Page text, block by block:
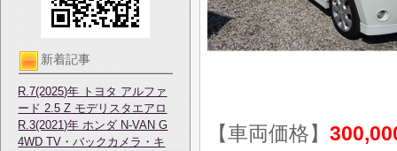
新着記事
R.7(2025)年 トヨタ アルファ
ード 2.5 Z モデリスタエアロ
R.3(2021)年 ホンダ N-VAN G
4WD TV・バックカメラ・キ
【車両価格】